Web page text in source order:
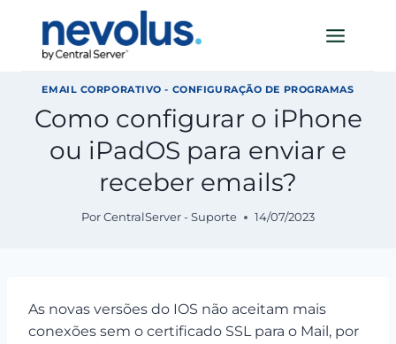
EMAIL CORPORATIVO - CONFIGURAÇÃO DE PROGRAMAS
Como configurar o iPhone
ou iPadOS para enviar e
receber emails?
Por CentralServer - Suporte 14/07/2023
As novas versões do IOS não aceitam mais
conexões sem o certificado SSL para o Mail, por